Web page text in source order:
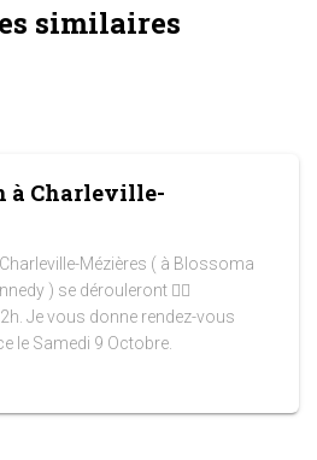
similaires
à Charleville-
Charleville-Mézières ( à Blossoma
) se dérouleront 💆‍♀️
Je vous donne rendez-vous
le Samedi 9 Octobre.